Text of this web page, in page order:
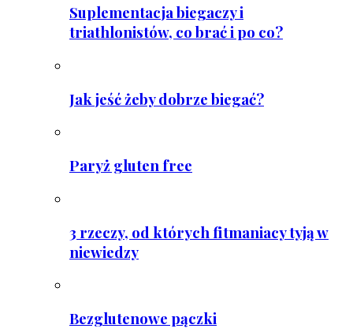
Suplementacja biegaczy i
triathlonistów, co brać i po co?
Jak jeść żeby dobrze biegać?
Paryż gluten free
3 rzeczy, od których fitmaniacy tyją w
niewiedzy
Bezglutenowe pączki